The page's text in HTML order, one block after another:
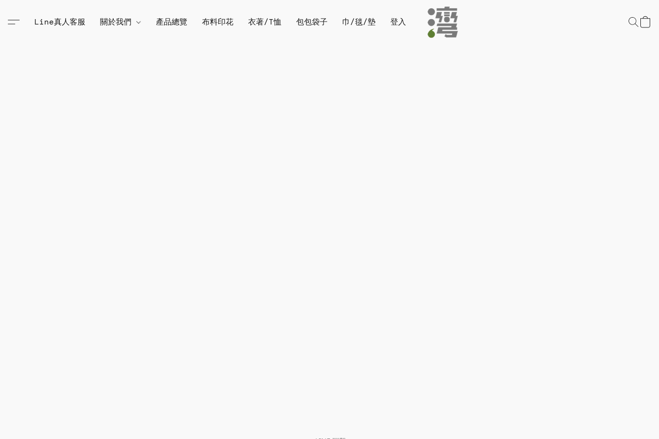
Line真人客服 關於我們 產品總覽 布料印花 衣著/T恤 包包袋子 巾/毯/墊 登入